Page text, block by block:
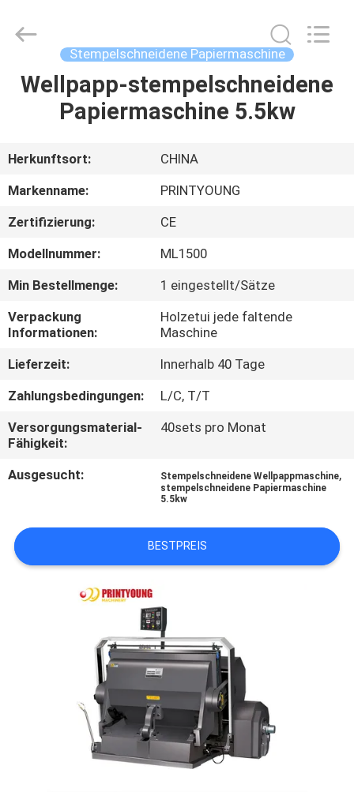
HAUS
VIDEOS
ÜBER
UNS
FABRIK-
AUSFLUG
QUALITÄTSKONTROLLE
TRETEN
SIE
UNS
IN
VERBINDUNG
SITEMAP
Industry
Co.,Ltd.
Reserved.
Stempelschneidene Papiermaschine
Wellpapp-stempelschneidene
Papiermaschine 5.5kw
Herkunftsort:
CHINA
Markenname:
PRINTYOUNG
Zertifizierung:
CE
Modellnummer:
ML1500
Min Bestellmenge:
1 eingestellt/Sätze
Verpackung
Informationen:
Holzetui jede faltende
Maschine
Lieferzeit:
Innerhalb 40 Tage
Zahlungsbedingungen:
L/C, T/T
Versorgungsmaterial-
Fähigkeit:
40sets pro Monat
Ausgesucht: Stempelschneidene Wellpappmaschine,
stempelschneidene Papiermaschine
5.5kw
BESTPREIS